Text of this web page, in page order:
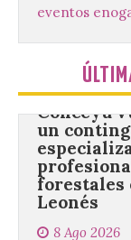
eventos
Conceyu
un
forestales
Leonés
8 Ago 2026